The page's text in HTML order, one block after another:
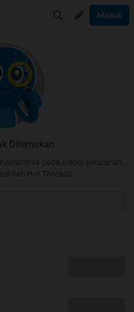
Masuk
Ditemukan
pada kolom pencarian.
dari Hot Threads.